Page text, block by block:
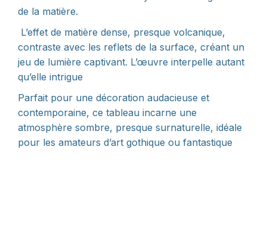
de la matière.
L’effet de matière dense, presque volcanique,
contraste avec les reflets de la surface, créant un
jeu de lumière captivant. L’œuvre interpelle autant
qu’elle intrigue
Parfait pour une décoration audacieuse et
contemporaine, ce tableau incarne une
atmosphère sombre, presque surnaturelle, idéale
pour les amateurs d’art gothique ou fantastique